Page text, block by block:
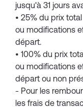
jusqu'à 31 jours
• 25% du prix
ou modifications
départ.
• 100% du prix
ou modifications
départ ou non
- Pour les
les frais de